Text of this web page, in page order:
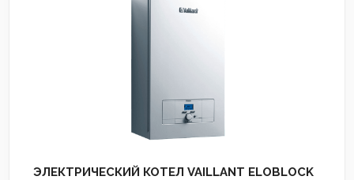
ЭЛЕКТРИЧЕСКИЙ КОТЕЛ VAILLANT ELOBLOCK